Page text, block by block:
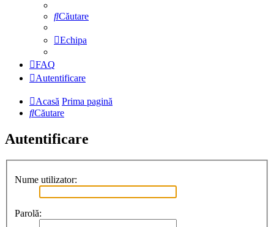
Căutare
Echipa
FAQ
Autentificare
Acasă Prima pagină
Căutare
Autentificare
Nume utilizator:
Parolă: